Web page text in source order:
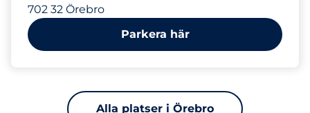
702 32 Örebro
Parkera här
Alla platser i Örebro